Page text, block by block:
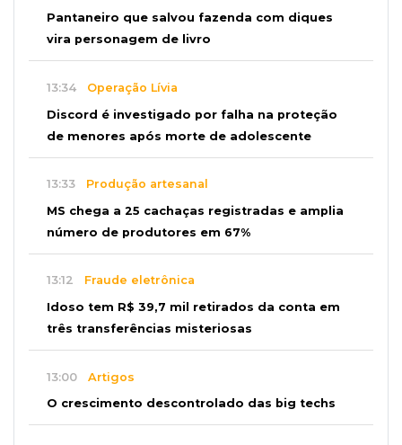
Pantaneiro que salvou fazenda com diques
vira personagem de livro
13:34 Operação Lívia
Discord é investigado por falha na proteção
de menores após morte de adolescente
13:33 Produção artesanal
MS chega a 25 cachaças registradas e amplia
número de produtores em 67%
13:12 Fraude eletrônica
Idoso tem R$ 39,7 mil retirados da conta em
três transferências misteriosas
13:00 Artigos
O crescimento descontrolado das big techs